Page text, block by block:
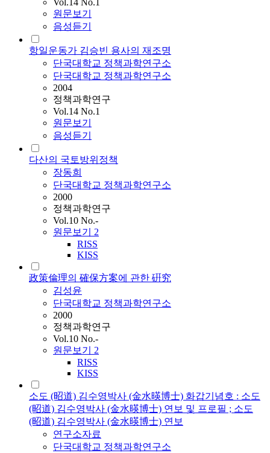
Vol.14 No.1
원문보기
음성듣기
항일운동가 김승빈 용사의 재조명
단국대학교 정책과학연구소
단국대학교 정책과학연구소
2004
정책과학연구
Vol.14 No.1
원문보기
음성듣기
다산의 국토방위정책
장동희
단국대학교 정책과학연구소
2000
정책과학연구
Vol.10 No.-
원문보기 2
RISS
KISS
政策倫理의 確保方案에 관한 硏究
김성윤
단국대학교 정책과학연구소
2000
정책과학연구
Vol.10 No.-
원문보기 2
RISS
KISS
소도 (昭道) 김수영박사 (金水暎博士) 화갑기념호 : 소도
(昭道) 김수영박사 (金水暎博士) 연보 및 프로필 ; 소도
(昭道) 김수영박사 (金水暎博士) 연보
연구소자료
단국대학교 정책과학연구소